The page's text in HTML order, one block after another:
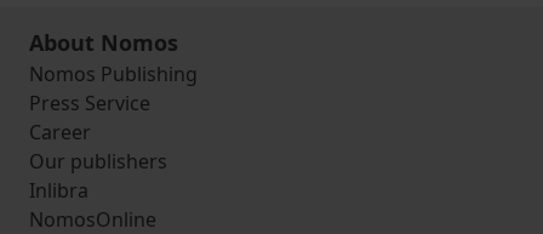
About Nomos
Nomos Publishing
Press Service
Career
Our publishers
Inlibra
NomosOnline